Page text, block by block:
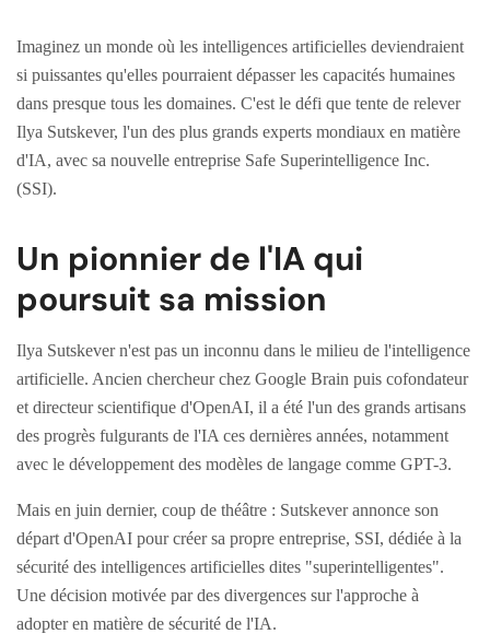
Imaginez un monde où les intelligences artificielles deviendraient
si puissantes qu'elles pourraient dépasser les capacités humaines
dans presque tous les domaines. C'est le défi que tente de relever
Ilya Sutskever, l'un des plus grands experts mondiaux en matière
d'IA, avec sa nouvelle entreprise Safe Superintelligence Inc.
(SSI).
Un pionnier de l'IA qui
poursuit sa mission
Ilya Sutskever n'est pas un inconnu dans le milieu de l'intelligence
artificielle. Ancien chercheur chez Google Brain puis cofondateur
et directeur scientifique d'OpenAI, il a été l'un des grands artisans
des progrès fulgurants de l'IA ces dernières années, notamment
avec le développement des modèles de langage comme GPT-3.
Mais en juin dernier, coup de théâtre : Sutskever annonce son
départ d'OpenAI pour créer sa propre entreprise, SSI, dédiée à la
sécurité des intelligences artificielles dites "superintelligentes".
Une décision motivée par des divergences sur l'approche à
adopter en matière de sécurité de l'IA.